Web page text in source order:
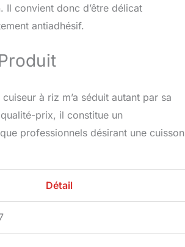
Il convient donc d’être délicat
antiadhésif.
cuiseur à riz m’a séduit autant par sa
prix, il constitue un
professionnels désirant une cuisson
Détail